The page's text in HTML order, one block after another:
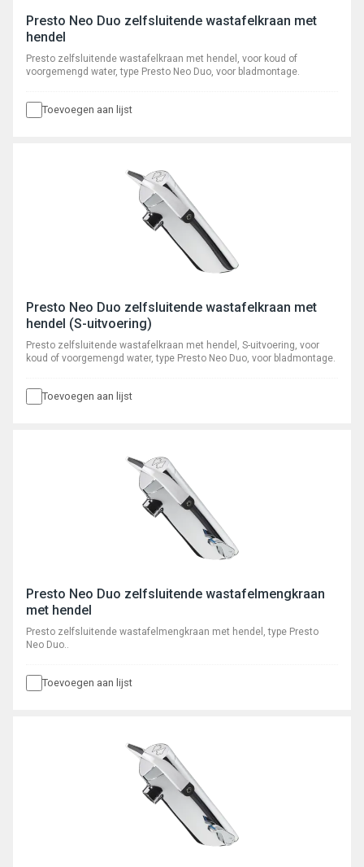
Presto Neo Duo zelfsluitende wastafelkraan met
hendel
Presto zelfsluitende wastafelkraan met hendel, voor koud of
voorgemengd water, type Presto Neo Duo, voor bladmontage.
Toevoegen aan lijst
Presto Neo Duo zelfsluitende wastafelkraan met
hendel (S-uitvoering)
Presto zelfsluitende wastafelkraan met hendel, S-uitvoering, voor
koud of voorgemengd water, type Presto Neo Duo, voor bladmontage.
Toevoegen aan lijst
Presto Neo Duo zelfsluitende wastafelmengkraan
met hendel
Presto zelfsluitende wastafelmengkraan met hendel, type Presto
Neo Duo..
Toevoegen aan lijst